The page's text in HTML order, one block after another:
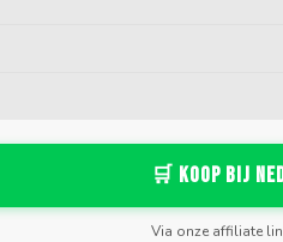
🛒 Koop bij
Via onze affiliate